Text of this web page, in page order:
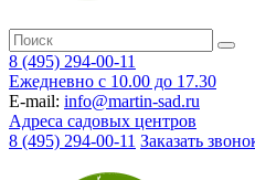
8 (495) 294-00-11
Ежедневно с 10.00 до 17.30
E-mail: info@martin-sad.ru
Адреса садовых центров
8 (495) 294-00-11 Заказать